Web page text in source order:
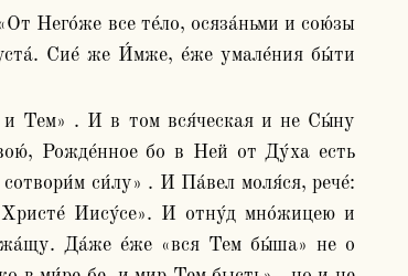
Сие́ же И́мже, е́же умале́ния бы́ти
Рожде́нное бо в Ней от Ду́ха есть
си́лу» . И Па́вел моля́ся, рече́:
Иису́се». И отну́д мно́жицею и
Да́же е́же «вся Тем бы́ша» не о